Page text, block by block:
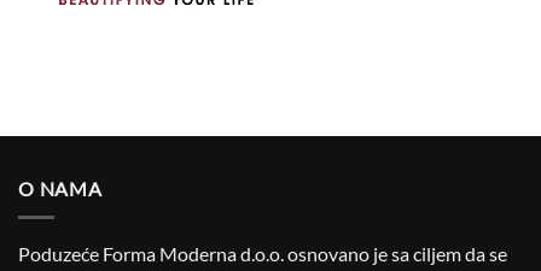
O NAMA
Poduzeće Forma Moderna d.o.o. osnovano je sa ciljem da se